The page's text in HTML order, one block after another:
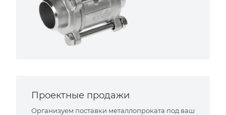
Проектные продажи
Организуем поставки металлопроката под ваш